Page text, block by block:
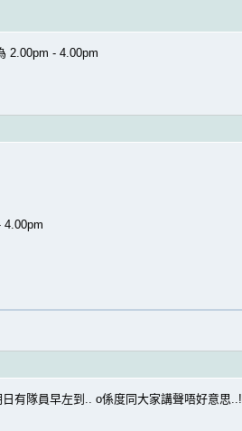
2.00pm - 4.00pm
4.00pm
有隊員早左到.. o係度同大家講聲唔好意思..!